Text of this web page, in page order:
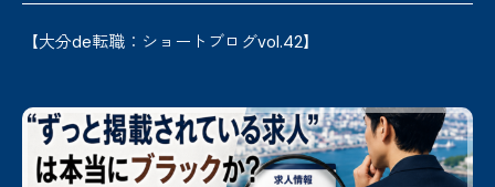
【大分de転職：ショートブログvol.42】